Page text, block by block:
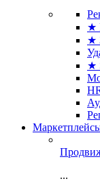
★
★
★
...